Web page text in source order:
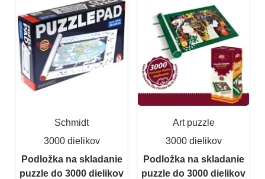
Schmidt
3000 dielikov
Podložka na skladanie
puzzle do 3000 dielikov
Art puzzle
3000 dielikov
Podložka na skladanie
puzzle do 3000 dielikov